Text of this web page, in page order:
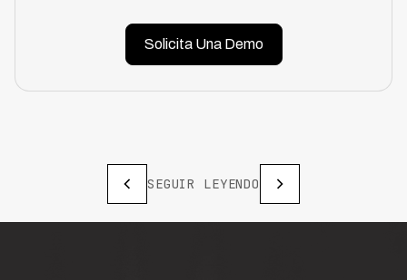
Solicita Una Demo
SEGUIR LEYENDO